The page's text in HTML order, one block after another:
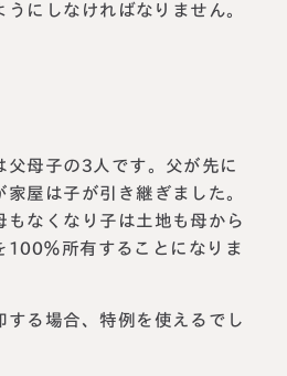
にしなければなりません。
父母子の3人です。父が先に
屋は子が引き継ぎました。
もなくなり子は土地も母から
100％所有することになりま
する場合、特例を使えるでし